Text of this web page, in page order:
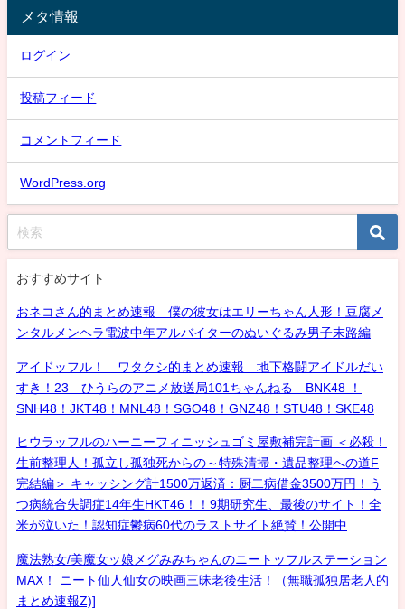
メタ情報
ログイン
投稿フィード
コメントフィード
WordPress.org
おすすめサイト
おネコさん的まとめ速報 僕の彼女はエリーちゃん人形！豆腐メ
ンタルメンヘラ電波中年アルバイターのぬいぐるみ男子末路編
アイドッフル！ ワタクシ的まとめ速報 地下格闘アイドルだい
すき！23 ひうらのアニメ放送局101ちゃんねる BNK48 ！
SNH48！JKT48！MNL48！SGO48！GNZ48！STU48！SKE48
ヒウラッフルのハーニーフィニッシュゴミ屋敷補完計画 ＜必殺！
生前整理人！孤立し孤独死からの～特殊清掃・遺品整理への道F
完結編＞ キャッシング計1500万返済：厨二病借金3500万円！う
つ病統合失調症14年生HKT46！！9期研究生、最後のサイト！全
米が泣いた！認知症鬱病60代のラストサイト絶賛！公開中
魔法熟女/美魔女ッ娘メグみみちゃんのニートッフルステーション
MAX！ ニート仙人仙女の映画三昧老後生活！（無職孤独居老人的
まとめ速報Z)]